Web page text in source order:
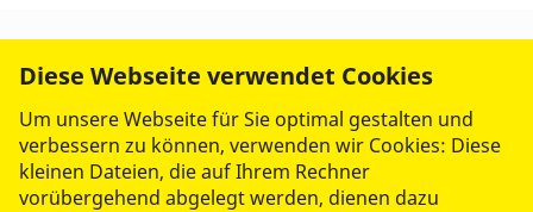
Diese Webseite verwendet Cookies
Um unsere Webseite für Sie optimal gestalten und
verbessern zu können, verwenden wir Cookies: Diese
kleinen Dateien, die auf Ihrem Rechner
vorübergehend abgelegt werden, dienen dazu